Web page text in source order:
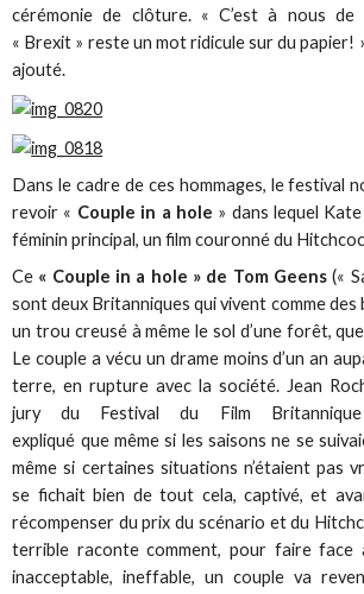
cérémonie de clôture. « C’est à nous
« Brexit » reste un mot ridicule sur du
ajouté.
Dans le cadre de ces hommages, le festival
revoir « Couple in a hole » dans lequel
féminin principal, un film couronné du
Ce « Couple in a hole » de Tom Geens («
sont deux Britanniques qui vivent comme des
un trou creusé à même le sol d’une forêt,
Le couple a vécu un drame moins d’un an
terre, en rupture avec la société. Jean
jury du Festival du Film
expliqué que même si les saisons ne se
même si certaines situations n’étaient pas
se fichait bien de tout cela, captivé, et
récompenser du prix du scénario et du
terrible raconte comment, pour faire face
inacceptable, ineffable, un couple va